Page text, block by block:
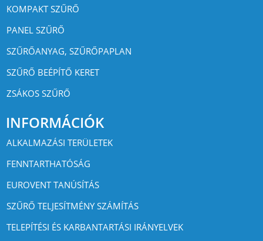
KOMPAKT SZŰRŐ
PANEL SZŰRŐ
SZŰRŐANYAG, SZŰRŐPAPLAN
SZŰRŐ BEÉPÍTŐ KERET
ZSÁKOS SZŰRŐ
INFORMÁCIÓK
ALKALMAZÁSI TERÜLETEK
FENNTARTHATÓSÁG
EUROVENT TANÚSÍTÁS
SZŰRŐ TELJESÍTMÉNY SZÁMÍTÁS
TELEPÍTÉSI ÉS KARBANTARTÁSI IRÁNYELVEK